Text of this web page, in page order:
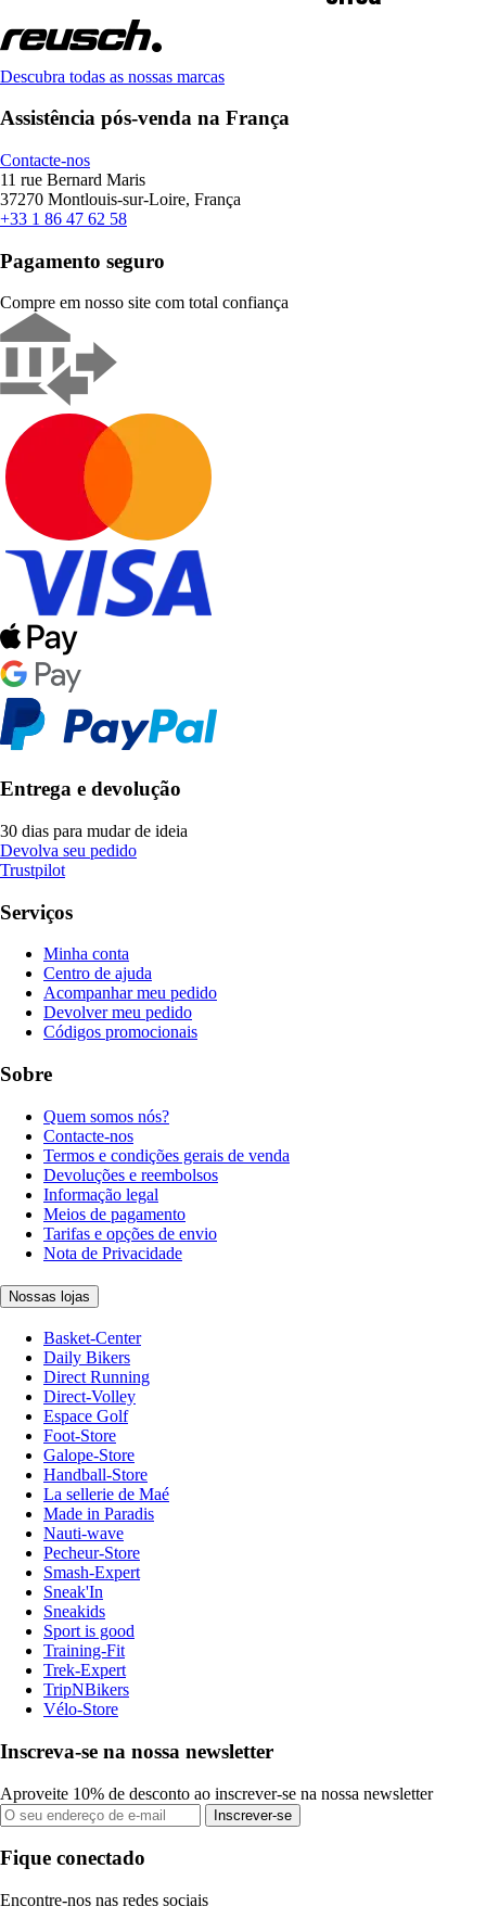
Descubra todas as nossas marcas
Assistência pós-venda na França
Contacte-nos
11 rue Bernard Maris
37270 Montlouis-sur-Loire, França
+33 1 86 47 62 58
Pagamento seguro
Compre em nosso site com total confiança
Entrega e devolução
30 dias para mudar de ideia
Devolva seu pedido
Trustpilot
Serviços
Minha conta
Centro de ajuda
Acompanhar meu pedido
Devolver meu pedido
Códigos promocionais
Sobre
Quem somos nós?
Contacte-nos
Termos e condições gerais de venda
Devoluções e reembolsos
Informação legal
Meios de pagamento
Tarifas e opções de envio
Nota de Privacidade
Nossas lojas
Basket-Center
Daily Bikers
Direct Running
Direct-Volley
Espace Golf
Foot-Store
Galope-Store
Handball-Store
La sellerie de Maé
Made in Paradis
Nauti-wave
Pecheur-Store
Smash-Expert
Sneak'In
Sneakids
Sport is good
Training-Fit
Trek-Expert
TripNBikers
Vélo-Store
Inscreva-se na nossa newsletter
Aproveite 10% de desconto ao inscrever-se na nossa newsletter
Inscrever-se
Fique conectado
Encontre-nos nas redes sociais